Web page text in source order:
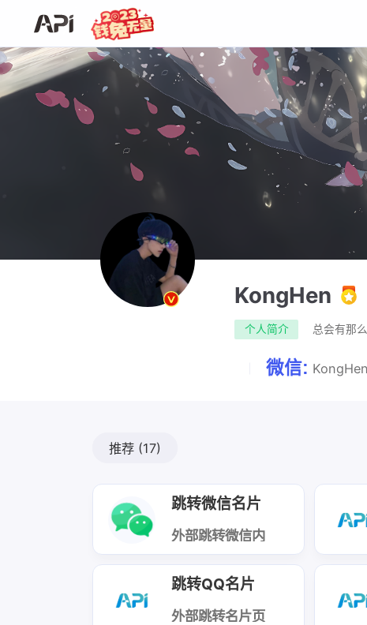
KongHen
个人简介 总会有那
微信:
推荐 (17)
跳转微信名片
外部跳转微信内
跳转QQ名片
外部跳转名片页